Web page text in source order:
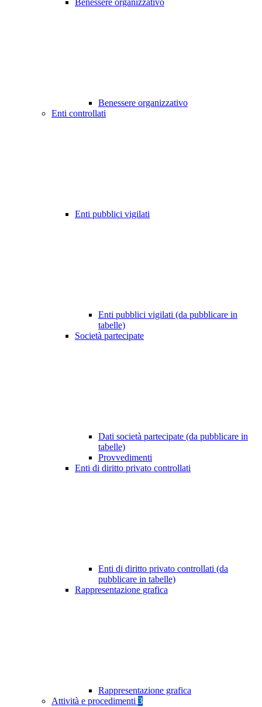
Benessere organizzativo
Benessere organizzativo
Enti controllati
Enti pubblici vigilati
Enti pubblici vigilati (da pubblicare in
tabelle)
Società partecipate
Dati società partecipate (da pubblicare in
tabelle)
Provvedimenti
Enti di diritto privato controllati
Enti di diritto privato controllati (da
pubblicare in tabelle)
Rappresentazione grafica
Rappresentazione grafica
Attività e procedimenti 3